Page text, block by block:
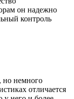
он надежно
контроль
но немного
отличается